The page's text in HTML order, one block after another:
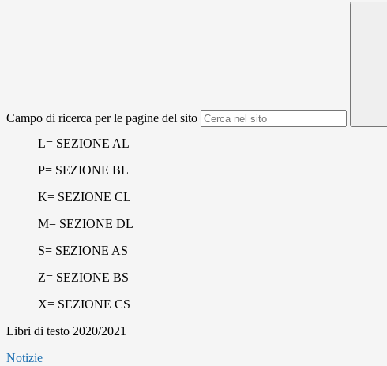
Campo di ricerca per le pagine del sito
L= SEZIONE AL
P= SEZIONE BL
K= SEZIONE CL
M= SEZIONE DL
S= SEZIONE AS
Z= SEZIONE BS
X= SEZIONE CS
Libri di testo 2020/2021
Notizie